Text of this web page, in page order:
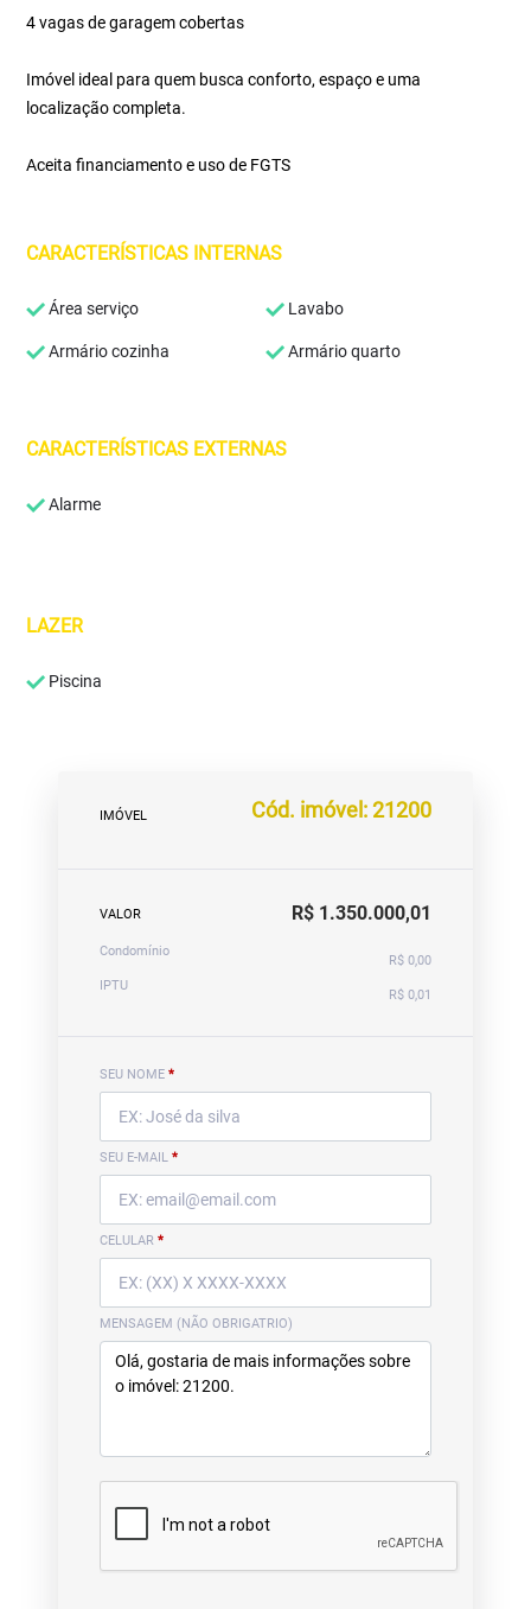
4 vagas de garagem cobertas
Imóvel ideal para quem busca conforto, espaço e uma
localização completa.
Aceita financiamento e uso de FGTS
CARACTERÍSTICAS INTERNAS
Área serviço Lavabo
Armário cozinha Armário quarto
CARACTERÍSTICAS EXTERNAS
Alarme
LAZER
Piscina
IMÓVEL Cód. imóvel: 21200
VALOR R$ 1.350.000,01
Condomínio
R$ 0,00
IPTU
R$ 0,01
SEU NOME *
SEU E-MAIL *
CELULAR *
MENSAGEM (NÃO OBRIGATRIO)